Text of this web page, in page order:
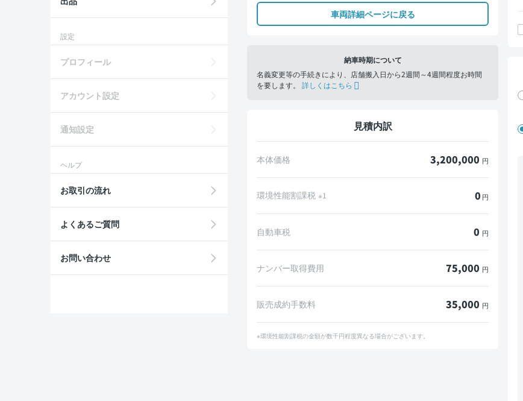
車両詳細ページに戻る
納車時期について
名義変更等の手続きにより、店舗搬入日から2週間～4週間程度お時間
を要します。 詳しくはこちら
見積内訳
本体価格 3,200,000 円
環境性能割課税 ※1 0 円
自動車税 0 円
ナンバー取得費用 75,000 円
販売成約手数料 35,000 円
※環境性能割課税の金額が数千円程度異なる場合がございます。
設定
プロフィール
アカウント設定
通知設定
ヘルプ
お取引の流れ
よくあるご質問
お問い合わせ